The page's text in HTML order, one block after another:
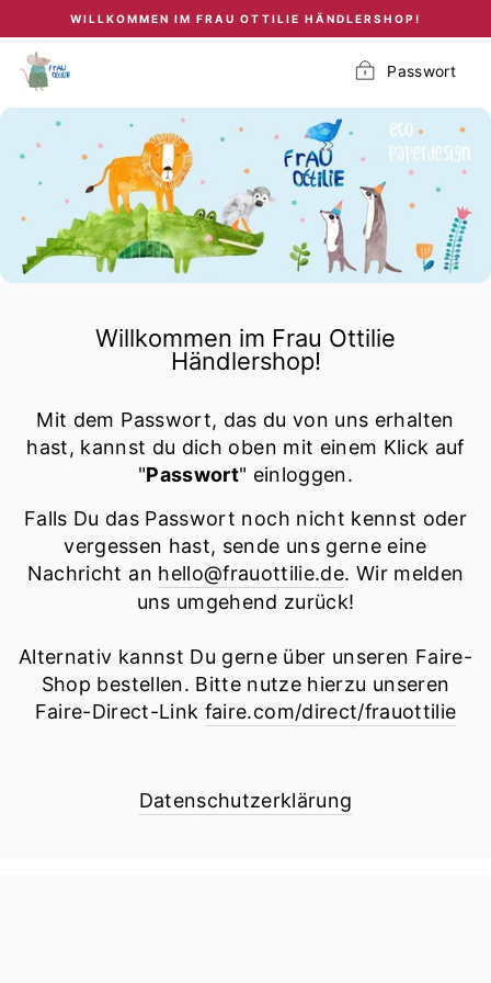
Inhalt
WILLKOMMEN IM FRAU OTTILIE HÄNDLERSHOP!
Passwort
Willkommen im Frau Ottilie
Händlershop!
Mit dem Passwort, das du von uns erhalten
hast, kannst du dich oben mit einem Klick auf
"Passwort" einloggen.
Falls Du das Passwort noch nicht kennst oder
vergessen hast, sende uns gerne eine
Nachricht an hello@frauottilie.de. Wir melden
uns umgehend zurück!
Alternativ kannst Du gerne über unseren Faire-
Shop bestellen. Bitte nutze hierzu unseren
Faire-Direct-Link faire.com/direct/frauottilie
Datenschutzerklärung